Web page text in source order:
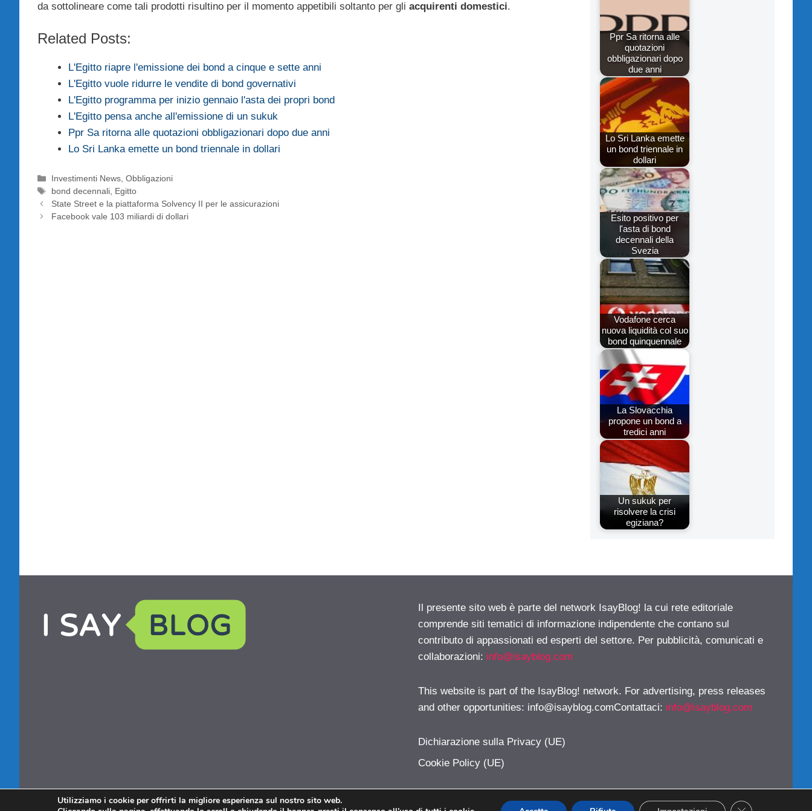
da sottolineare come tali prodotti risultino per il momento appetibili soltanto per gli acquirenti domestici.
Related Posts:
L'Egitto riapre l'emissione dei bond a cinque e sette anni
L'Egitto vuole ridurre le vendite di bond governativi
L'Egitto programma per inizio gennaio l'asta dei propri bond
L'Egitto pensa anche all'emissione di un sukuk
Ppr Sa ritorna alle quotazioni obbligazionari dopo due anni
Lo Sri Lanka emette un bond triennale in dollari
Categorie
Investimenti News,Obbligazioni
Tag
bond decennali, Egitto
State Street e la piattaforma Solvency II per le assicurazioni
Facebook vale 103 miliardi di dollari
Ppr Sa ritorna alle
quotazioni
obbligazionari dopo
due anni
Lo Sri Lanka emette
un bond triennale in
dollari
Esito positivo per
l'asta di bond
decennali della
Svezia
Vodafone cerca
nuova liquidità col suo
bond quinquennale
La Slovacchia
propone un bond a
tredici anni
Un sukuk per
risolvere la crisi
egiziana?
Il presente sito web è parte del network IsayBlog! la cui rete editoriale
comprende siti tematici di informazione indipendente che contano sul
contributo di appassionati ed esperti del settore. Per pubblicità, comunicati e
collaborazioni: info@isayblog.com
This website is part of the IsayBlog! network. For advertising, press releases
and other opportunities: info@isayblog.comContattaci: info@isayblog.com
Dichiarazione sulla Privacy (UE)
Cookie Policy (UE)
Utilizziamo i cookie per offrirti la migliore esperienza sul nostro sito web.
CLOSE GDPR